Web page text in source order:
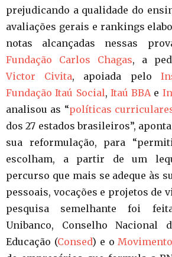
prejudicando a qualidade do
avaliações gerais e rankings
notas alcançadas nessas
Fundação Carlos Chagas, a
Victor Civita, apoiada pelo
Fundação Itaú Social, Itaú BBA e
analisou as “políticas
dos 27 estados brasileiros”,
sua reformulação, para
escolham, a partir de um
percurso que mais se adeque às
pessoais, vocações e projetos de
pesquisa semelhante foi
Unibanco, Conselho Nacional
Educação (Consed) e o